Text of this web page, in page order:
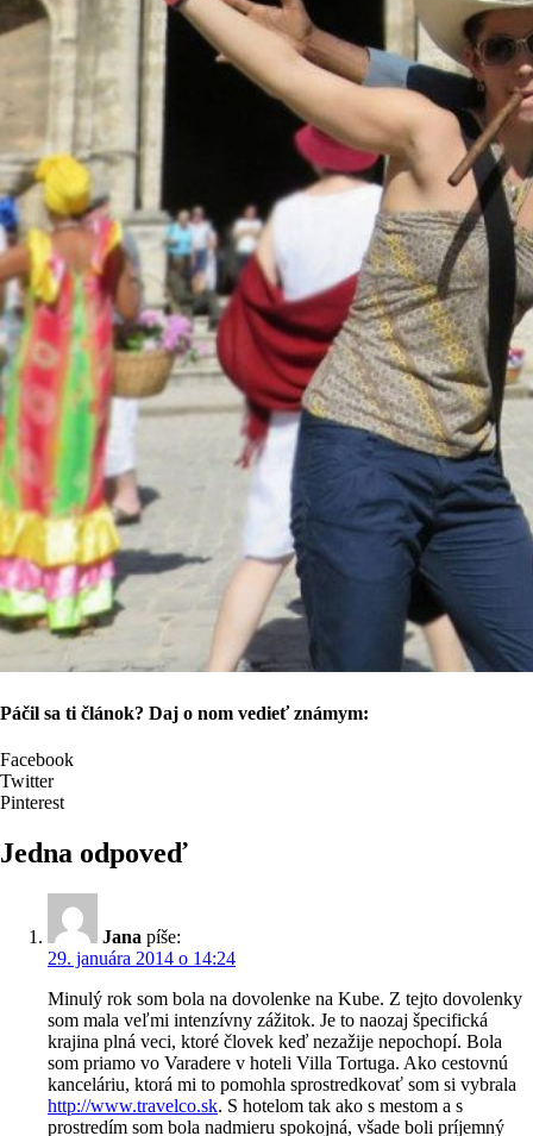
Páčil sa ti článok? Daj o nom vedieť známym:
Facebook
Twitter
Pinterest
Jedna odpoveď
Jana píše:
29. januára 2014 o 14:24
Minulý rok som bola na dovolenke na Kube. Z tejto dovolenky
som mala veľmi intenzívny zážitok. Je to naozaj špecifická
krajina plná veci, ktoré človek keď nezažije nepochopí. Bola
som priamo vo Varadere v hoteli Villa Tortuga. Ako cestovnú
kanceláriu, ktorá mi to pomohla sprostredkovať som si vybrala
http://www.travelco.sk. S hotelom tak ako s mestom a s
prostredím som bola nadmieru spokojná, všade boli príjemný